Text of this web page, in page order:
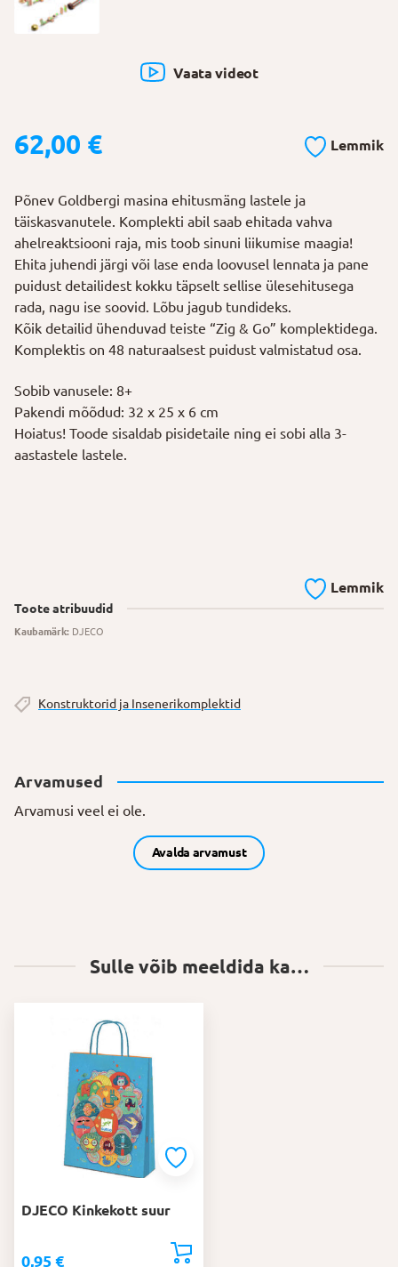
Vaata videot
62,00 € Lemmik
Põnev Goldbergi masina ehitusmäng lastele ja
täiskasvanutele. Komplekti abil saab ehitada vahva
ahelreaktsiooni raja, mis toob sinuni liikumise maagia!
Ehita juhendi järgi või lase enda loovusel lennata ja pane
puidust detailidest kokku täpselt sellise ülesehitusega
rada, nagu ise soovid. Lõbu jagub tundideks.
Kõik detailid ühenduvad teiste “Zig & Go” komplektidega.
Komplektis on 48 naturaalsest puidust valmistatud osa.
Sobib vanusele: 8+
Pakendi mõõdud: 32 x 25 x 6 cm
Hoiatus! Toode sisaldab pisidetaile ning ei sobi alla 3-
aastastele lastele.
Lemmik
Toote atribuudid
Kaubamärk: DJECO
Konstruktorid ja Insenerikomplektid
Arvamused
Arvamusi veel ei ole.
Avalda arvamust
Sulle võib meeldida ka…
DJECO Kinkekott suur
0,95 €